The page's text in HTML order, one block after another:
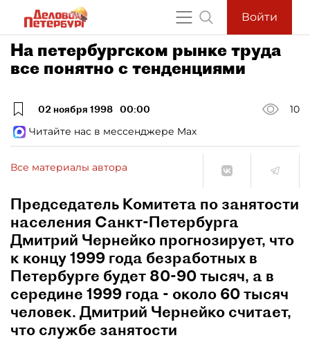
Войти
На петербургском рынке труда
все понятно с тенденциями
02 ноября 1998 00:00
10
Читайте нас в мессенджере Max
Все материалы автора
Председатель Комитета по занятости
населения Санкт-Петербурга
Дмитрий Чернейко прогнозирует, что
к концу 1999 года безработных в
Петербурге будет 80-90 тысяч, а в
середине 1999 года - около 60 тысяч
человек. Дмитрий Чернейко считает,
что службе занятости